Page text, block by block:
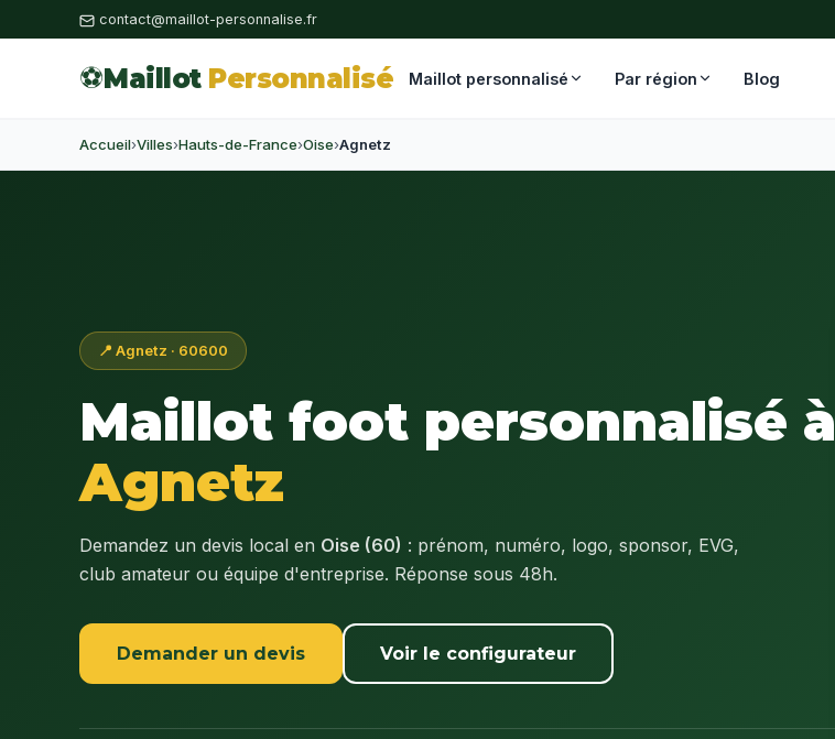
contact@maillot-personnalise.fr
⚽Maillot Personnalisé Maillot personnalisé Par région Blog
Accueil›Villes›Hauts-de-France›Oise›Agnetz
📍 Agnetz · 60600
Maillot foot personnalisé à
Agnetz
Demandez un devis local en Oise (60) : prénom, numéro, logo, sponsor, EVG,
club amateur ou équipe d'entreprise. Réponse sous 48h.
Demander un devis Voir le configurateur